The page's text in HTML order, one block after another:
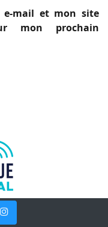
e-mail et mon site
mon prochain